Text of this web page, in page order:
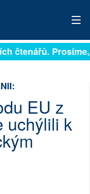
čtenářů.
EU z
uchýlili k